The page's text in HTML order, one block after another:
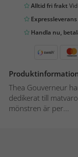
Alltid fri frakt
Expressleverans
Handla nu,
Thea Gouverneur
dedikerat till
mönstren är per...